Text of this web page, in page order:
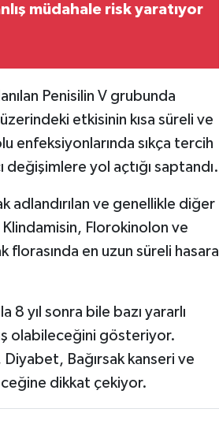
müdahale risk yaratıyor
Penisilin V grubunda
etkisinin kısa süreli ve
enfeksiyonlarında sıkça tercih
değişimlere yol açtığı saptandı.
adlandırılan ve genellikle diğer
Florokinolon ve
florasında en uzun süreli hasara
8 yıl sonra bile bazı yararlı
olabileceğini gösteriyor.
Bağırsak kanseri ve
dikkat çekiyor.